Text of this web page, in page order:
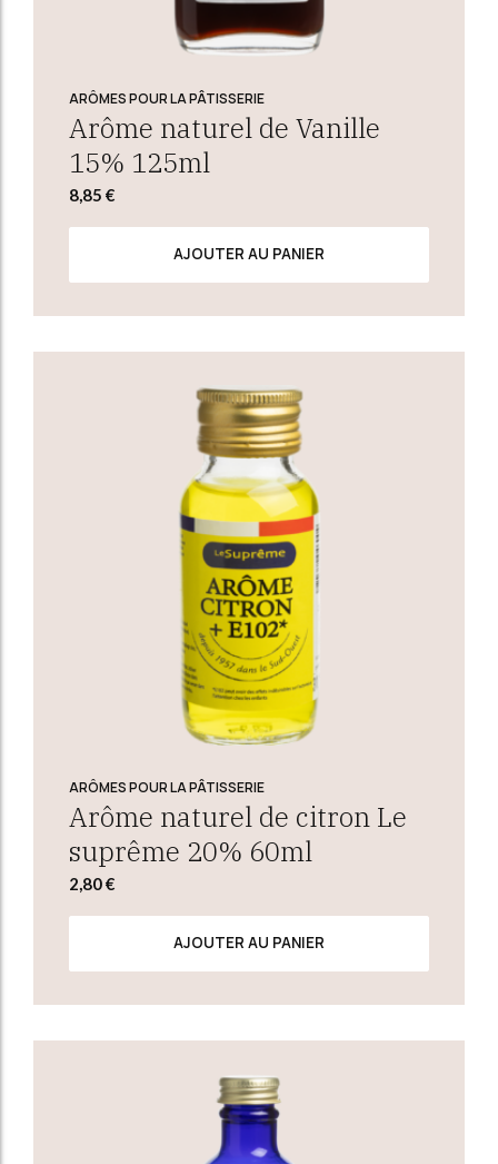
ARÔMES POUR LA PÂTISSERIE
Arôme naturel de Vanille
15% 125ml
8,85 €
AJOUTER AU PANIER
ARÔMES POUR LA PÂTISSERIE
Arôme naturel de citron Le
suprême 20% 60ml
2,80€
AJOUTER AU PANIER